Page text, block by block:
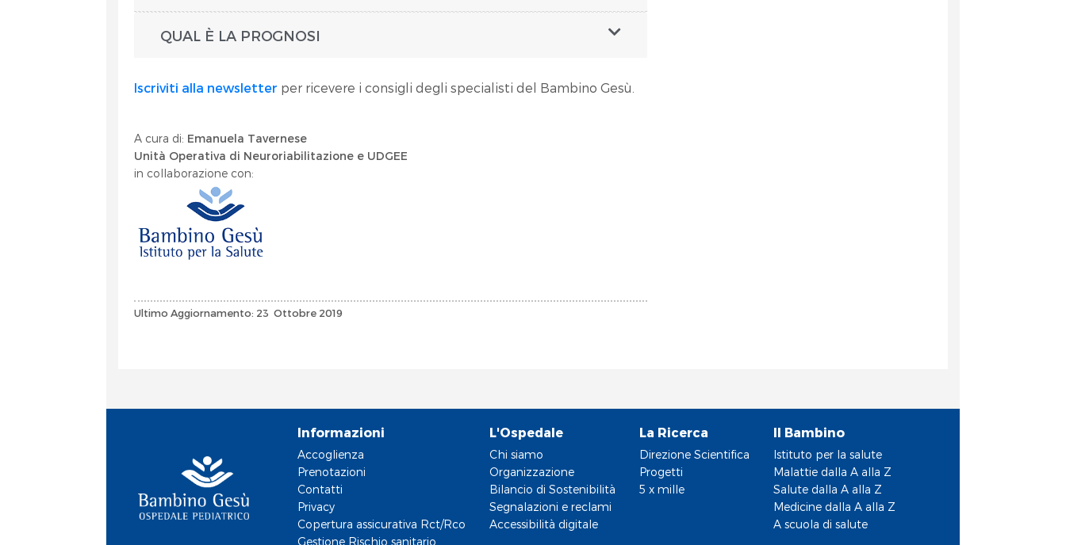
QUAL È LA PROGNOSI
Iscriviti alla newsletter per ricevere i consigli degli specialisti del Bambino Gesù.
A cura di: Emanuela Tavernese
Unità Operativa di Neuroriabilitazione e UDGEE
in collaborazione con:
Ultimo Aggiornamento: 23 Ottobre 2019
Informazioni
Accoglienza
Prenotazioni
Contatti
Privacy
Copertura assicurativa Rct/Rco
Gestione Rischio sanitario
L'Ospedale
Chi siamo
Organizzazione
Bilancio di Sostenibilità
Segnalazioni e reclami
Accessibilità digitale
La Ricerca
Direzione Scientifica
Progetti
5 x mille
Il Bambino
Istituto per la salute
Malattie dalla A alla Z
Salute dalla A alla Z
Medicine dalla A alla Z
A scuola di salute